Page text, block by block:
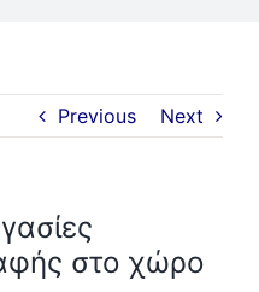
Previous Next
στο χώρο